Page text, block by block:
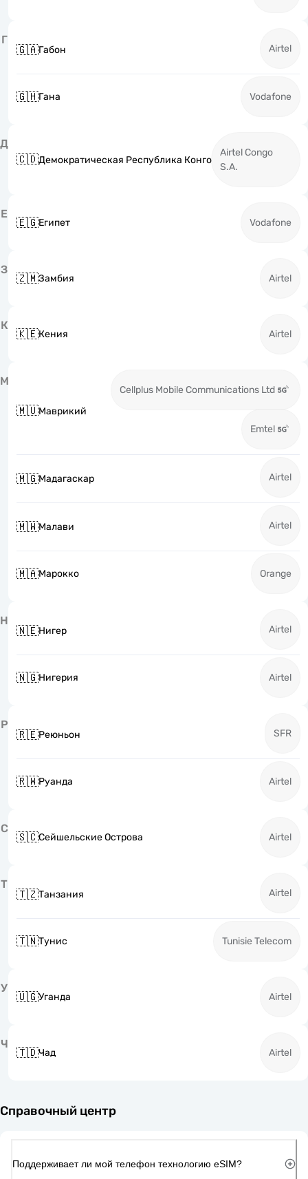
Г
🇬🇦Габон Airtel
🇬🇭Гана Vodafone
Д
🇨🇩Демократическая Республика Конго
Airtel Congo
S.A.
Е
🇪🇬Египет Vodafone
З
🇿🇲Замбия Airtel
К
🇰🇪Кения Airtel
М
🇲🇺Маврикий
Cellplus Mobile Communications Ltd
Emtel
🇲🇬Мадагаскар Airtel
🇲🇼Малави Airtel
🇲🇦Марокко Orange
Н
🇳🇪Нигер Airtel
🇳🇬Нигерия Airtel
Р
🇷🇪Реюньон SFR
🇷🇼Руанда Airtel
С
🇸🇨Сейшельские Острова Airtel
Т
🇹🇿Танзания Airtel
🇹🇳Тунис Tunisie Telecom
У
🇺🇬Уганда Airtel
Ч
🇹🇩Чад Airtel
Справочный центр
Поддерживает ли мой телефон технологию eSIM?